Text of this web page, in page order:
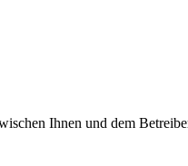
Ihnen und dem